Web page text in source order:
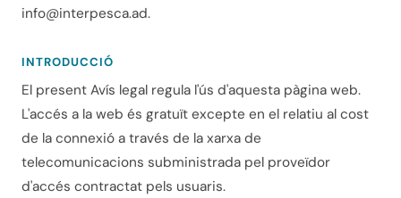
info@interpesca.ad.
INTRODUCCIÓ
El present Avís legal regula l'ús d'aquesta pàgina web.
L'accés a la web és gratuït excepte en el relatiu al cost
de la connexió a través de la xarxa de
telecomunicacions subministrada pel proveïdor
d'accés contractat pels usuaris.